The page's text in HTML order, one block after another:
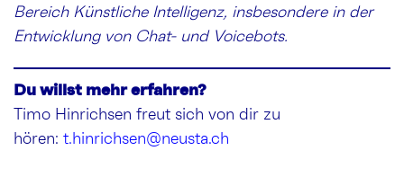
Bereich Künstliche Intelligenz, insbesondere in der
Entwicklung von Chat- und Voicebots.
Du willst mehr erfahren?
Timo Hinrichsen freut sich von dir zu
hören: t.hinrichsen@neusta.ch